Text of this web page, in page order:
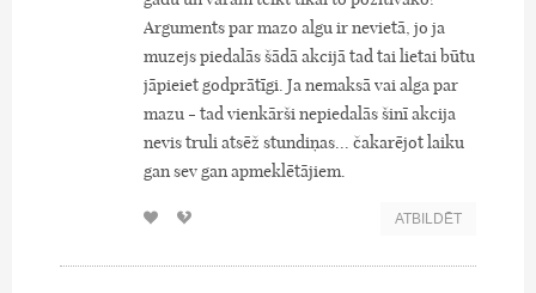
Arguments par mazo algu ir nevietā, jo ja
muzejs piedalās šādā akcijā tad tai lietai būtu
jāpieiet godprātīgi. Ja nemaksā vai alga par
mazu - tad vienkārši nepiedalās šinī akcija
nevis truli atsēž stundiņas... čakarējot laiku
gan sev gan apmeklētājiem.
ATBILDĒT